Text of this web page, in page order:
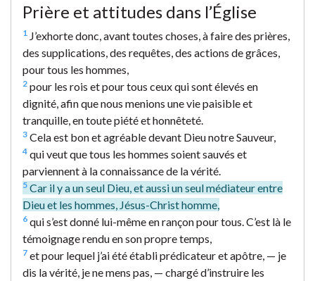
Prière et attitudes dans l’Église
1 J’exhorte donc, avant toutes choses, à faire des prières,
des supplications, des requêtes, des actions de grâces,
pour tous les hommes,
2 pour les rois et pour tous ceux qui sont élevés en
dignité, afin que nous menions une vie paisible et
tranquille, en toute piété et honnêteté.
3 Cela est bon et agréable devant Dieu notre Sauveur,
4 qui veut que tous les hommes soient sauvés et
parviennent à la connaissance de la vérité.
5 Car il y a un seul Dieu, et aussi un seul médiateur entre
Dieu et les hommes, Jésus-Christ homme,
6 qui s’est donné lui-même en rançon pour tous. C’est là le
témoignage rendu en son propre temps,
7 et pour lequel j’ai été établi prédicateur et apôtre, — je
dis la vérité, je ne mens pas, — chargé d’instruire les